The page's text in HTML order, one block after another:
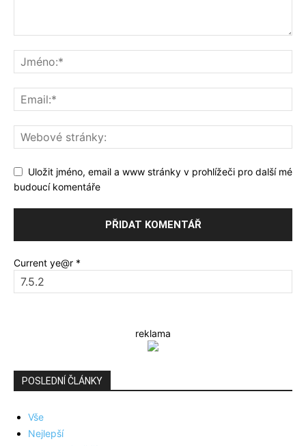
Uložit jméno, email a www stránky v prohlížeči pro další mé
budoucí komentáře
Current ye@r *
reklama
POSLEDNÍ ČLÁNKY
Vše
Nejlepší